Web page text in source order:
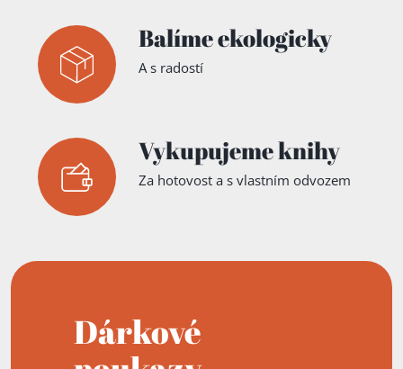
Balíme ekologicky
A s radostí
Vykupujeme knihy
Za hotovost a s vlastním odvozem
Dárkové